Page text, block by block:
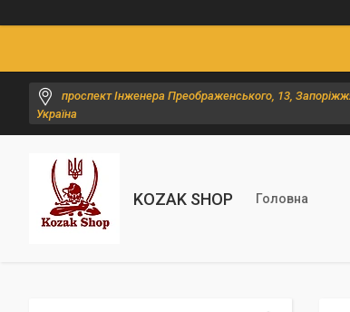
проспект Інженера Преображенського, 13,
Україна
KOZAK SHOP Головна